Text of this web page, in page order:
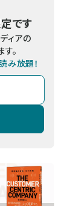
です
ィアの
。
み放題！